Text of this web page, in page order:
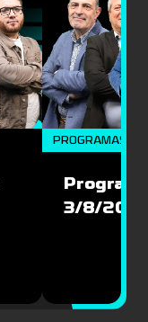
PROGRAMAS
3/8/